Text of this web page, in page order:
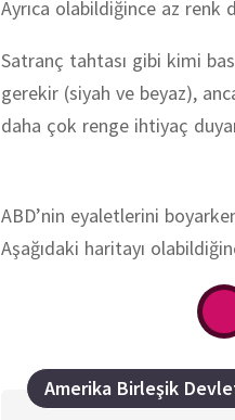
Ayrıca olabildiğince az renk
Satranç tahtası gibi kimi
gerekir (siyah ve beyaz),
daha çok renge ihtiyaç
ABD’nin eyaletlerini
Aşağıdaki haritayı
Amerika Birleşik